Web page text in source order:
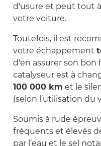
d'usure et peut tout
votre voiture.
Toutefois, il est
votre échappement
d'en assurer son
catalyseur est à
100 000 km et le
(selon l’utilisation du
Soumis à rude
fréquents et élevés
par l’eau et le sel